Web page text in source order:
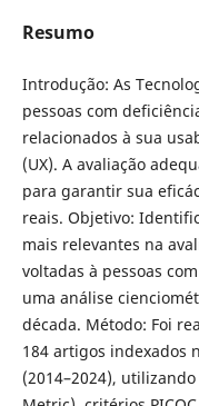
Resumo
Introdução: As
pessoas com
relacionados à sua
(UX). A avaliação
para garantir sua
reais. Objetivo:
mais relevantes na
voltadas à pessoas
uma análise
década. Método: Foi
184 artigos indexados
(2014–2024),